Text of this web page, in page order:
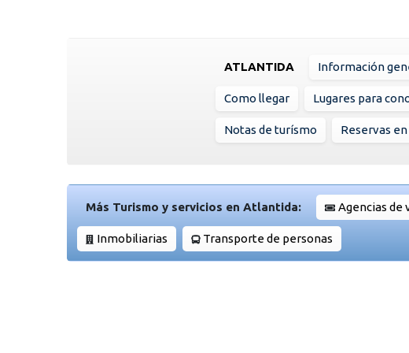
ATLANTIDA Información
Como llegar Lugares para
Notas de turísmo Reservas
Más Turismo y servicios en Atlantida: Agencias de
Inmobiliarias Transporte de personas